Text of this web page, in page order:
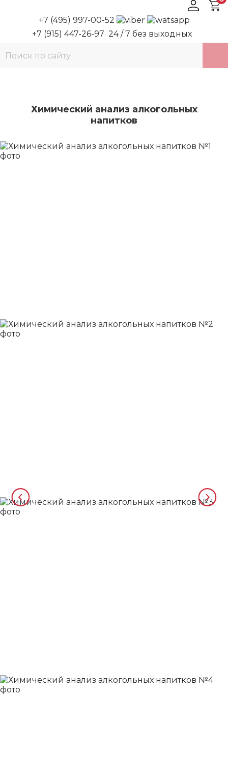
+7 (495) 997-00-52
+7 (915) 447-26-97 24 / 7 без выходных
Химический анализ алкогольных
напитков